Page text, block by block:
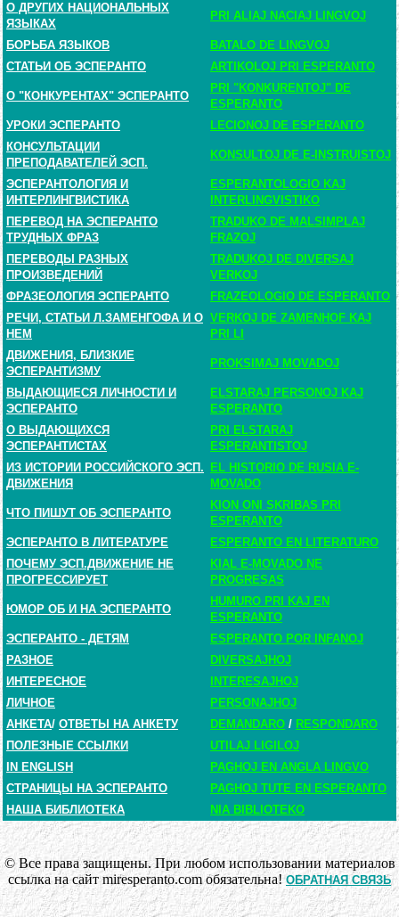
О ДРУГИХ НАЦИОНАЛЬНЫХ
ЯЗЫКАХ
PRI ALIAJ NACIAJ LINGVOJ
БОРЬБА ЯЗЫКОВ
BATALO DE LINGVOJ
СТАТЬИ ОБ ЭСПЕРАНТО
ARTIKOLOJ PRI ESPERANTO
О "КОНКУРЕНТАХ" ЭСПЕРАНТО
PRI "KONKURENTOJ" DE
ESPERANTO
УРОКИ ЭСПЕРАНТО
LECIONOJ DE ESPERANTO
КОНСУЛЬТАЦИИ
ПРЕПОДАВАТЕЛЕЙ ЭСП.
KONSULTOJ DE E-INSTRUISTOJ
ЭСПЕРАНТОЛОГИЯ И
ИНТЕРЛИНГВИСТИКА
ESPERANTOLOGIO KAJ
INTERLINGVISTIKO
ПЕРЕВОД НА ЭСПЕРАНТО
ТРУДНЫХ ФРАЗ
TRADUKO DE MALSIMPLAJ
FRAZOJ
ПЕРЕВОДЫ РАЗНЫХ
ПРОИЗВЕДЕНИЙ
TRADUKOJ DE DIVERSAJ
VERKOJ
ФРАЗЕОЛОГИЯ ЭСПЕРАНТО
FRAZEOLOGIO DE ESPERANTO
РЕЧИ, СТАТЬИ Л.ЗАМЕНГОФА И О
НЕМ
VERKOJ DE ZAMENHOF KAJ
PRI LI
ДВИЖЕНИЯ, БЛИЗКИЕ
ЭСПЕРАНТИЗМУ
PROKSIMAJ MOVADOJ
ВЫДАЮЩИЕСЯ ЛИЧНОСТИ И
ЭСПЕРАНТО
ELSTARAJ PERSONOJ KAJ
ESPERANTO
О ВЫДАЮЩИХСЯ
ЭСПЕРАНТИСТАХ
PRI ELSTARAJ
ESPERANTISTOJ
ИЗ ИСТОРИИ РОССИЙСКОГО ЭСП.
ДВИЖЕНИЯ
EL HISTORIO DE RUSIA E-
MOVADO
ЧТО ПИШУТ ОБ ЭСПЕРАНТО
KION ONI SKRIBAS PRI
ESPERANTO
ЭСПЕРАНТО В ЛИТЕРАТУРЕ
ESPERANTO EN LITERATURO
ПОЧЕМУ ЭСП.ДВИЖЕНИЕ НЕ
ПРОГРЕССИРУЕТ
KIAL E-MOVADO NE
PROGRESAS
ЮМОР ОБ И НА ЭСПЕРАНТО
HUMURO PRI KAJ EN
ESPERANTO
ЭСПЕРАНТО - ДЕТЯМ
ESPERANTO POR INFANOJ
РАЗНОЕ
DIVERSAJHOJ
ИНТЕРЕСНОЕ
INTERESAJHOJ
ЛИЧНОЕ
PERSONAJHOJ
АНКЕТА/ ОТВЕТЫ НА АНКЕТУ DEMANDARO / RESPONDARO
ПОЛЕЗНЫЕ ССЫЛКИ
UTILAJ LIGILOJ
IN ENGLISH
PAGHOJ EN ANGLA LINGVO
СТРАНИЦЫ НА ЭСПЕРАНТО
PAGHOJ TUTE EN ESPERANTO
НАША БИБЛИОТЕКА
NIA BIBLIOTEKO
© Все права защищены. При любом использовании материалов
ссылка на сайт miresperanto.com обязательна!ОБРАТНАЯ СВЯЗЬ